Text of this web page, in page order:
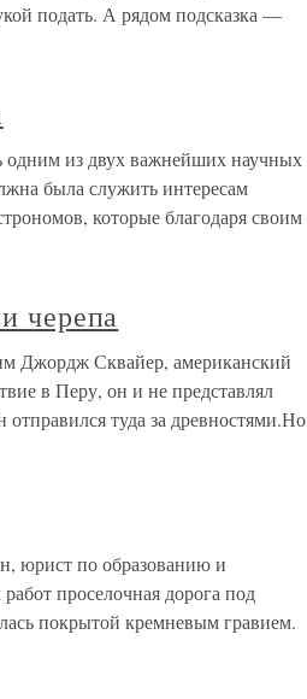
подать. А рядом подсказка —
одним из двух важнейших научных
была служить интересам
которые благодаря своим
черепа
Джордж Сквайер, американский
в Перу, он и не представлял
туда за древностями.Но
юрист по образованию и
проселочная дорога под
покрытой кремневым гравием.